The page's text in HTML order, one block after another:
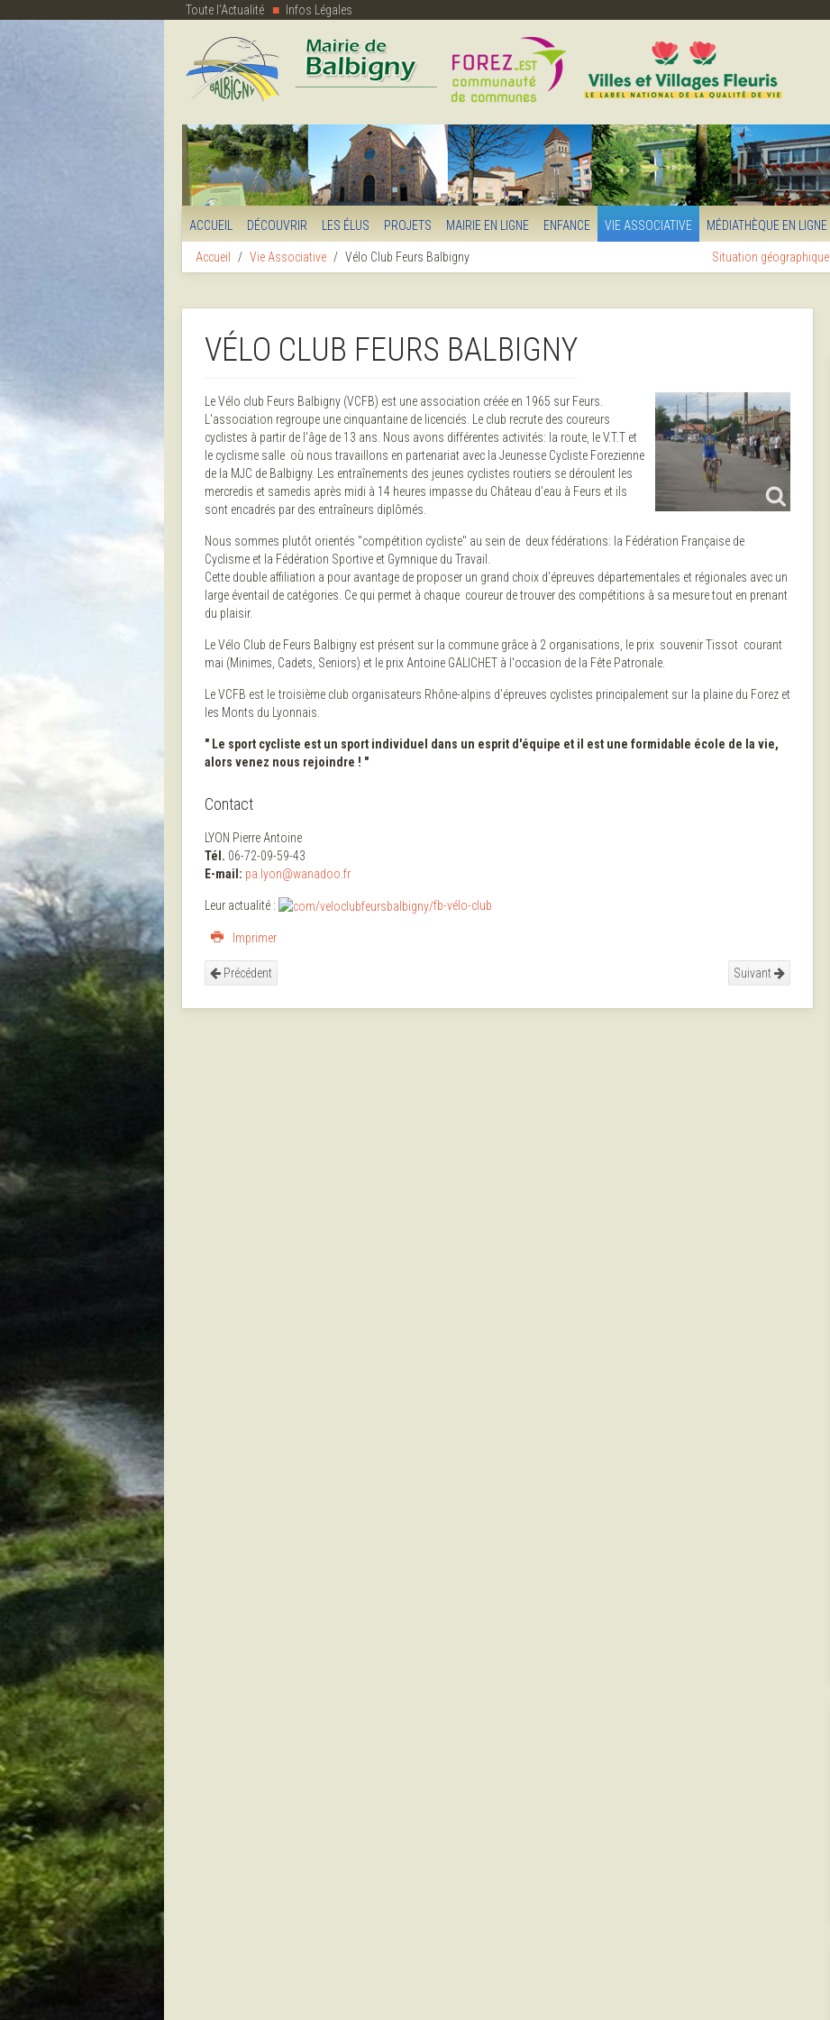
Toute l'Actualité Infos Légales
ACCUEIL DÉCOUVRIR LES ÉLUS PROJETS MAIRIE EN LIGNE ENFANCE VIE ASSOCIATIVE MÉDIATHÈQUE EN LIGNE
Accueil Vie Associative Vélo Club Feurs Balbigny Situation géographique
VÉLO CLUB FEURS BALBIGNY
Le Vélo club Feurs Balbigny (VCFB) est une association créée en 1965 sur Feurs.
L'association regroupe une cinquantaine de licenciés. Le club recrute des coureurs
cyclistes à partir de l'âge de 13 ans. Nous avons différentes activités: la route, le V.T.T et
le cyclisme salle où nous travaillons en partenariat avec la Jeunesse Cycliste Forezienne
de la MJC de Balbigny. Les entraînements des jeunes cyclistes routiers se déroulent les
mercredis et samedis après midi à 14 heures impasse du Château d'eau à Feurs et ils
sont encadrés par des entraîneurs diplômés.
Nous sommes plutôt orientés "compétition cycliste" au sein de deux fédérations: la Fédération Française de
Cyclisme et la Fédération Sportive et Gymnique du Travail.
Cette double affiliation a pour avantage de proposer un grand choix d’épreuves départementales et régionales avec un
large éventail de catégories. Ce qui permet à chaque coureur de trouver des compétitions à sa mesure tout en prenant
du plaisir.
Le Vélo Club de Feurs Balbigny est présent sur la commune grâce à 2 organisations, le prix souvenir Tissot courant
mai (Minimes, Cadets, Seniors) et le prix Antoine GALICHET à l'occasion de la Fête Patronale.
Le VCFB est le troisième club organisateurs Rhône-alpins d’épreuves cyclistes principalement sur la plaine du Forez et
les Monts du Lyonnais.
" Le sport cycliste est un sport individuel dans un esprit d'équipe et il est une formidable école de la vie,
alors venez nous rejoindre ! "
Contact
LYON Pierre Antoine
Tél. 06-72-09-59-43
E-mail: pa.lyon@wanadoo.fr
Leur actualité : fb-vélo-club
Imprimer
Précédent Suivant